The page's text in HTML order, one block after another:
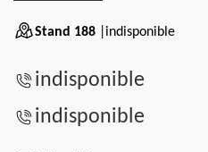
Stand 188 |indisponible
indisponible
indisponible